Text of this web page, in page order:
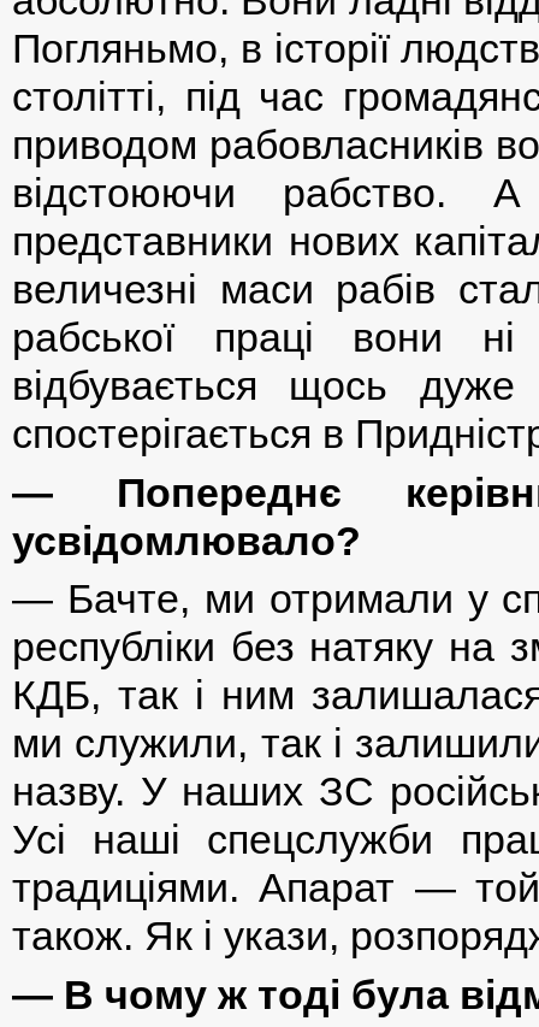
Погляньмо, в історії
столітті, під час
приводом рабовласників
відстоюючи рабство.
представники нових
величезні маси рабів
рабської праці вони
відбувається щось
спостерігається в
— Попереднє
усвідомлювало?
— Бачте, ми отримали у
республіки без натяку
КДБ, так і ним
ми служили, так і
назву. У наших ЗС
Усі наші спецслужби
традиціями. Апарат —
також. Як і укази,
— В чому ж тоді була